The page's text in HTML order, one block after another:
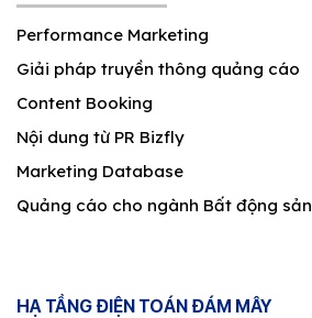
Performance Marketing
Giải pháp truyền thông quảng cáo
Content Booking
Nội dung từ PR Bizfly
Marketing Database
Quảng cáo cho ngành Bất động sản
HẠ TẦNG ĐIỆN TOÁN ĐÁM MÂY